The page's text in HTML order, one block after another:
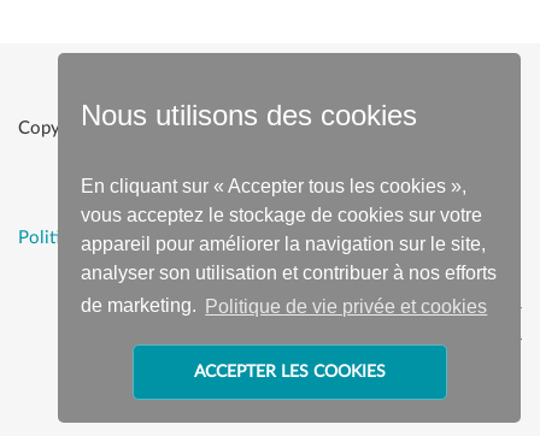
Nous utilisons des cookies
En cliquant sur « Accepter tous les cookies »,
vous acceptez le stockage de cookies sur votre
appareil pour améliorer la navigation sur le site,
analyser son utilisation et contribuer à nos efforts
de marketing.
Politique de vie privée et cookies
ACCEPTER LES COOKIES
Copyright © 2022 Baden Baden |Powered by Clevermint
Politique de vie privée et cookies